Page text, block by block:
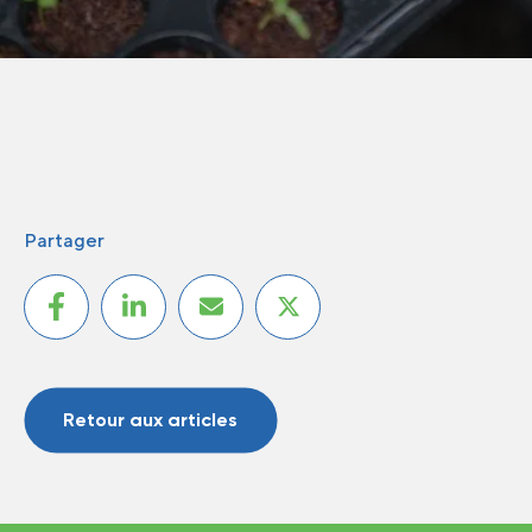
Partager
Retour aux articles